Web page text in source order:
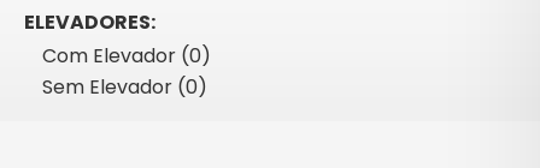
ELEVADORES:
Com Elevador (0)
Sem Elevador (0)